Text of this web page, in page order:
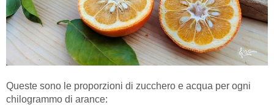
Queste sono le proporzioni di zucchero e acqua per ogni
chilogrammo di arance: